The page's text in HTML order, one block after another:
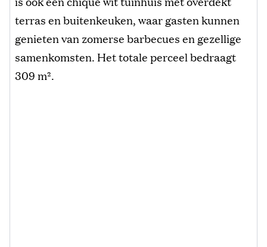
terras en buitenkeuken, waar gasten kunnen
genieten van zomerse barbecues en gezellige
samenkomsten. Het totale perceel bedraagt
309 m².